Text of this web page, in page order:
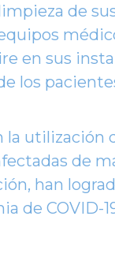
de
en sus
los
la utilización
de
han
de COVID-